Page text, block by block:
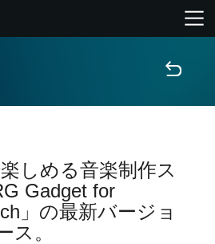
しめる音楽制作ス
Gadget for
」の最新バージョ
ス。